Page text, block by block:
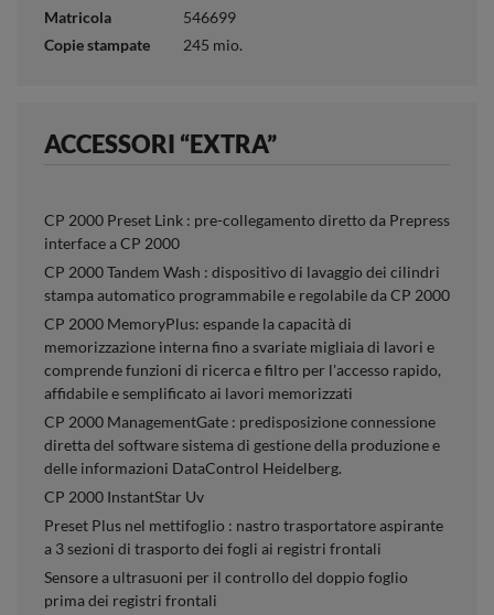
Matricola
546699
Copie stampate
245 mio.
ACCESSORI “EXTRA”
CP 2000 Preset Link : pre-collegamento diretto da Prepress
interface a CP 2000
CP 2000 Tandem Wash : dispositivo di lavaggio dei cilindri
stampa automatico programmabile e regolabile da CP 2000
CP 2000 MemoryPlus: espande la capacità di
memorizzazione interna fino a svariate migliaia di lavori e
comprende funzioni di ricerca e filtro per l'accesso rapido,
affidabile e semplificato ai lavori memorizzati
CP 2000 ManagementGate : predisposizione connessione
diretta del software sistema di gestione della produzione e
delle informazioni DataControl Heidelberg.
CP 2000 InstantStar Uv
Preset Plus nel mettifoglio : nastro trasportatore aspirante
a 3 sezioni di trasporto dei fogli ai registri frontali
Sensore a ultrasuoni per il controllo del doppio foglio
prima dei registri frontali